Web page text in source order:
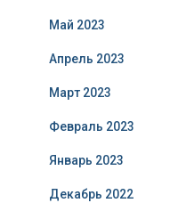
Май 2023
Апрель 2023
Март 2023
Февраль 2023
Январь 2023
Декабрь 2022